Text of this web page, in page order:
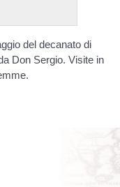
del decanato di
Don Sergio. Visite in